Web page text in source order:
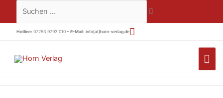
springen
Suchen …
Hotline: 07253 9793 010 • E-Mail: info(at)horn-verlag.de